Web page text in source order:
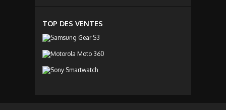
TOP DES VENTES